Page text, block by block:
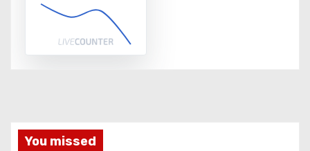
You missed